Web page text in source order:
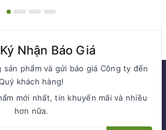
Nhận Báo Giá
phẩm và gửi báo giá Công ty đến
khách hàng!
mới nhất, tin khuyến mãi và nhiều
hơn nữa.